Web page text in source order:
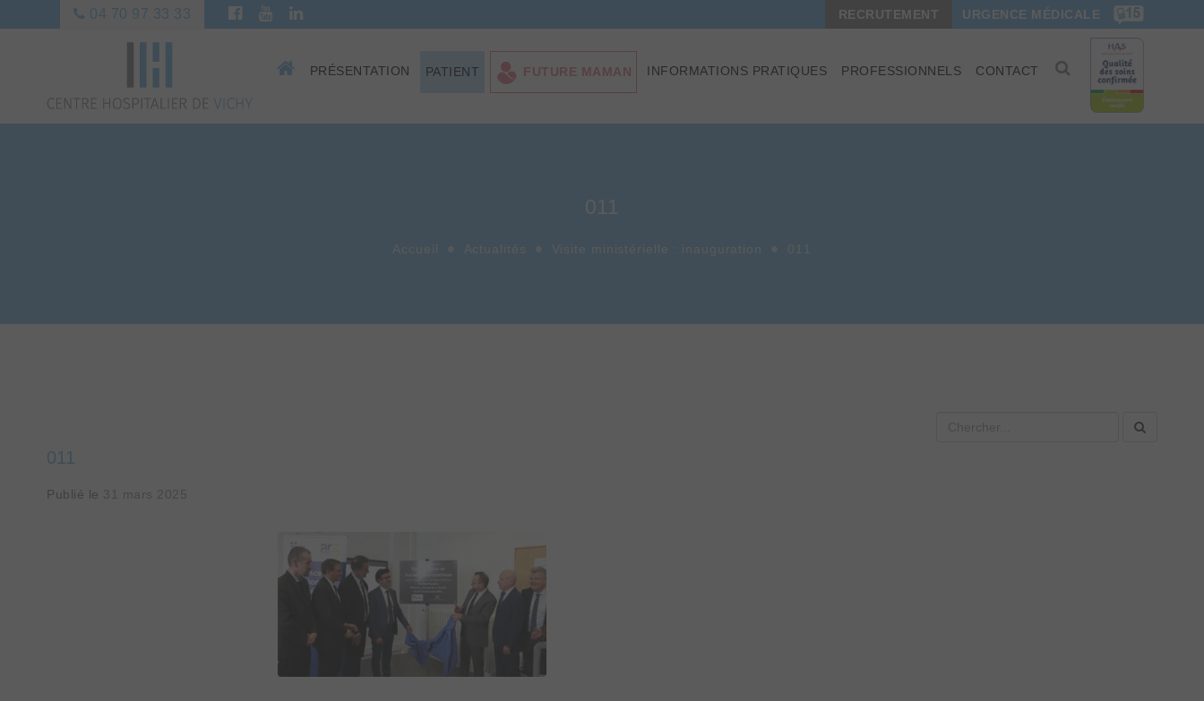
04 70 97 33 33 RECRUTEMENT URGENCE MÉDICALE
PRÉSENTATION PATIENT FUTURE MAMAN INFORMATIONS PRATIQUES PROFESSIONNELS CONTACT
011
Accueil Actualités Visite ministérielle : inauguration 011
011
Publié le